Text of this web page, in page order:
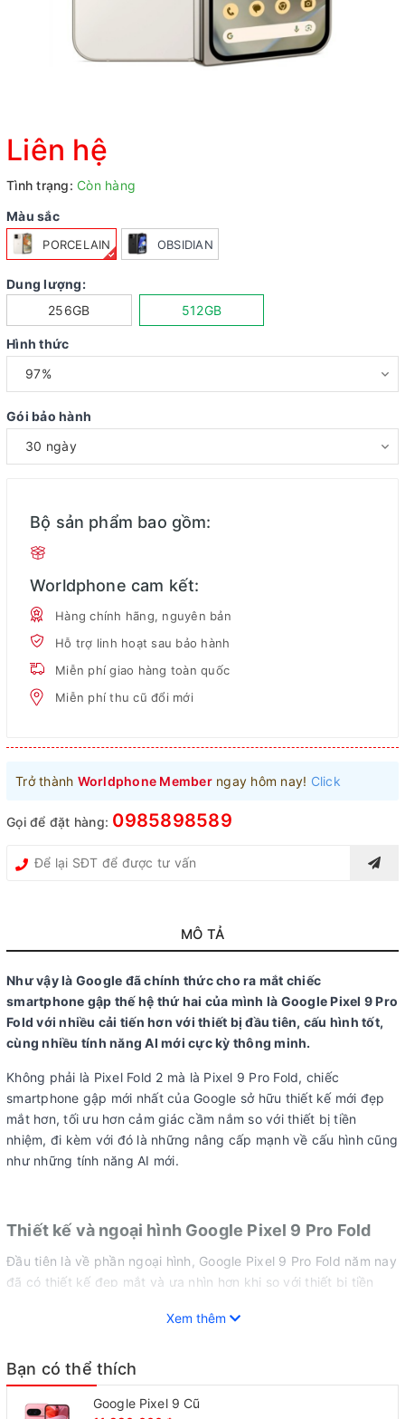
Liên hệ
Tình trạng: Còn hàng
Màu sắc
PORCELAIN OBSIDIAN
Dung lượng:
256GB
512GB
Hình thức
Gói bảo hành
Bộ sản phẩm bao gồm:
Worldphone cam kết:
Hàng chính hãng, nguyên bản
Hỗ trợ linh hoạt sau bảo hành
Miễn phí giao hàng toàn quốc
Miễn phí thu cũ đổi mới
Trở thành Worldphone Memberngay hôm nay! Click
Gọi để đặt hàng: 0985898589
MÔ TẢ
Như vậy là Google đã chính thức cho ra mắt chiếc
smartphone gập thế hệ thứ hai của mình là Google Pixel 9 Pro
Fold với nhiều cải tiến hơn với thiết bị đầu tiên, cấu hình tốt,
cùng nhiều tính năng AI mới cực kỳ thông minh.
Không phải là Pixel Fold 2 mà là Pixel 9 Pro Fold, chiếc
smartphone gập mới nhất của Google sở hữu thiết kế mới đẹp
mắt hơn, tối ưu hơn cảm giác cầm nắm so với thiết bị tiền
nhiệm, đi kèm với đó là những nâng cấp mạnh về cấu hình cũng
như những tính năng AI mới.
Thiết kế và ngoại hình Google Pixel 9 Pro Fold
Đầu tiên là về phần ngoại hình, Google Pixel 9 Pro Fold năm nay
đã có thiết kế đẹp mắt và ưa nhìn hơn khi so với thiết bị tiền
bởi ngoại hình trông cao cấp hơn, sang trọng hơn và chắc chắn
Form thiết kế của Pixel 9 Pro Fold trông khá giống
Xem thêm
Bạn có thể thích
Google Pixel 9 Cũ